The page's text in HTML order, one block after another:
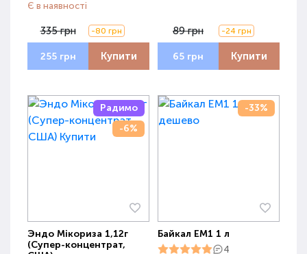
Є в наявності
335 грн -80 грн
255 грн Купити
89 грн -24 грн
65 грн Купити
Радимо
-6%
Эндо Мікориза 1,12г
(Супер-концентрат,
-33%
Байкал ЕМ1 1 л
4